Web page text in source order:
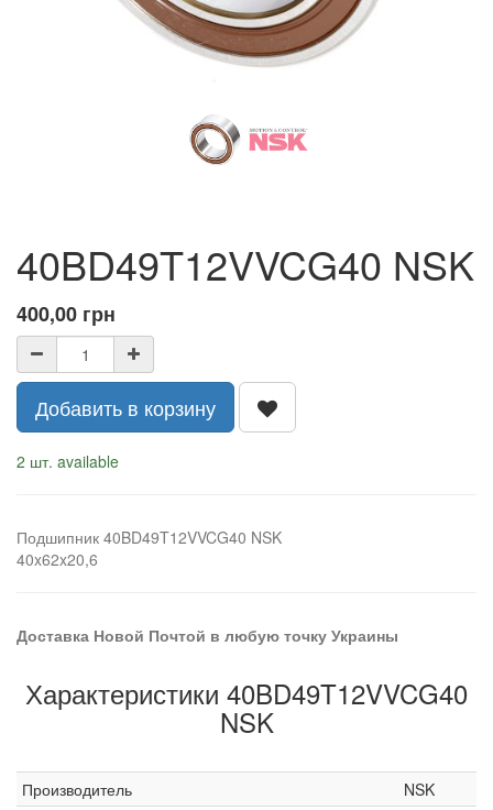
40BD49T12VVCG40 NSK
400,00 грн
Добавить в корзину
2 шт. available
Подшипник 40BD49T12VVCG40 NSK
40x62x20,6
Доставка Новой Почтой в любую точку Украины
Характеристики 40BD49T12VVCG40
NSK
Производитель
NSK